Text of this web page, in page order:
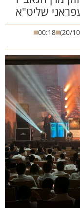
שליט"א
00:18